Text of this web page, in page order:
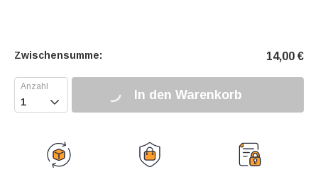
Zwischensumme: 14,00 €
 In den Warenkorb